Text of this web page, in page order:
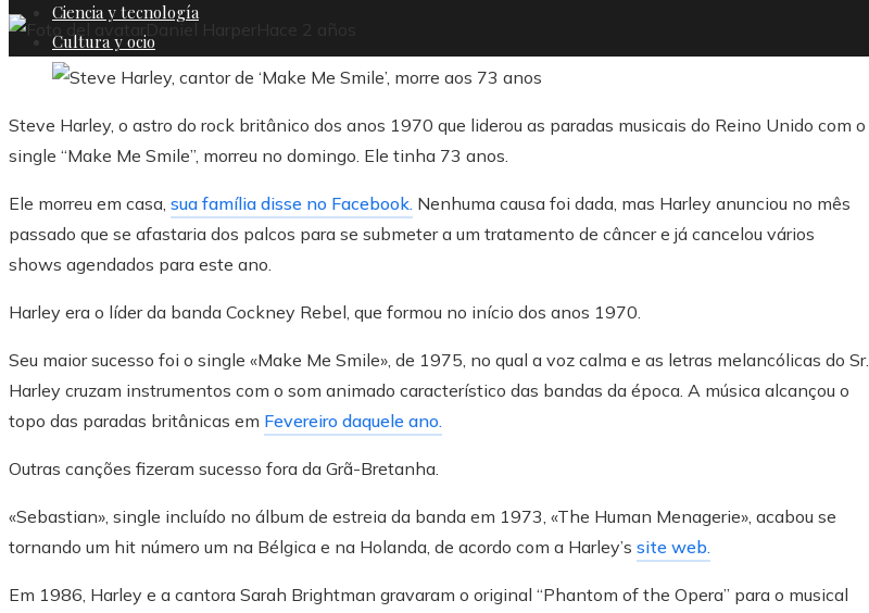
Ciencia y tecnología
Cultura y ocio
Daniel Harper Hace 2 años
Steve Harley, o astro do rock britânico dos anos 1970 que liderou as paradas musicais do Reino Unido com o
single “Make Me Smile”, morreu no domingo. Ele tinha 73 anos.
Ele morreu em casa, sua família disse no Facebook. Nenhuma causa foi dada, mas Harley anunciou no mês
passado que se afastaria dos palcos para se submeter a um tratamento de câncer e já cancelou vários
shows agendados para este ano.
Harley era o líder da banda Cockney Rebel, que formou no início dos anos 1970.
Seu maior sucesso foi o single «Make Me Smile», de 1975, no qual a voz calma e as letras melancólicas do Sr.
Harley cruzam instrumentos com o som animado característico das bandas da época. A música alcançou o
topo das paradas britânicas em Fevereiro daquele ano.
Outras canções fizeram sucesso fora da Grã-Bretanha.
«Sebastian», single incluído no álbum de estreia da banda em 1973, «The Human Menagerie», acabou se
tornando um hit número um na Bélgica e na Holanda, de acordo com a Harley’s site web.
Em 1986, Harley e a cantora Sarah Brightman gravaram o original “Phantom of the Opera” para o musical